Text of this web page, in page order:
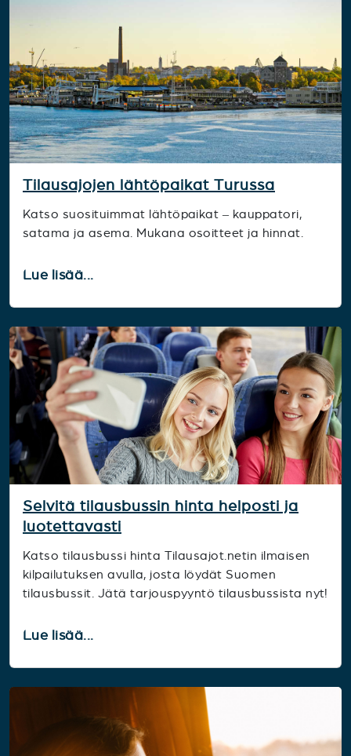
Tilausajojen lähtöpaikat Turussa
Katso suosituimmat lähtöpaikat – kauppatori,
satama ja asema. Mukana osoitteet ja hinnat.
Lue lisää...
Selvitä tilausbussin hinta helposti ja
luotettavasti
Katso tilausbussi hinta Tilausajot.netin ilmaisen
kilpailutuksen avulla, josta löydät Suomen
tilausbussit. Jätä tarjouspyyntö tilausbussista nyt!
Lue lisää...